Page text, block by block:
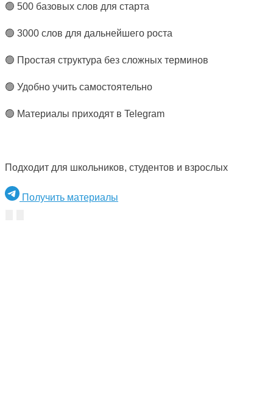
🟢 500 базовых слов для старта
🟢 3000 слов для дальнейшего роста
🟢 Простая структура без сложных терминов
🟢 Удобно учить самостоятельно
🟢 Материалы приходят в Telegram
Подходит для школьников, студентов и взрослых
Получить материалы